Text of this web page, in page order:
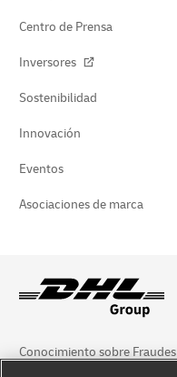
Centro de Prensa
Inversores
Sostenibilidad
Innovación
Eventos
Asociaciones de marca
Conocimiento sobre Fraudes